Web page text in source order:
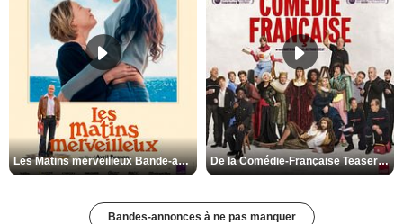
Les Matins merveilleux Bande-annonce VF De la Comédie-Française Teaser VF
Bandes-annonces à ne pas manquer